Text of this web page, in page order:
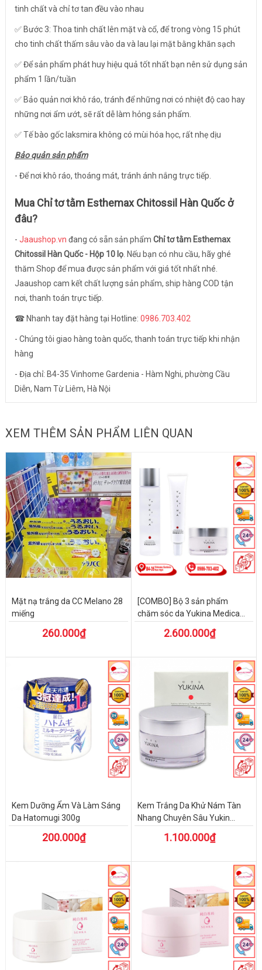
tinh chất và chỉ tơ tan đều vào nhau
✅ Bước 3: Thoa tinh chất lên mặt và cổ, để trong vòng 15 phút
cho tinh chất thấm sâu vào da và lau lại mặt bằng khăn sạch
✅ Để sản phẩm phát huy hiệu quả tốt nhất bạn nên sử dụng sản
phẩm 1 lần/tuần
✅ Bảo quản nơi khô ráo, tránh để những nơi có nhiệt độ cao hay
những nơi ẩm ướt, sẽ rất dễ làm hỏng sản phẩm.
✅ Tế bào gốc laksmira không có mùi hóa học, rất nhẹ dịu
Bảo quản sản phẩm
- Để nơi khô ráo, thoáng mát, tránh ánh nắng trực tiếp.
Mua Chỉ tơ tằm Esthemax Chitossil Hàn Quốcở
đâu?
- Jaaushop.vn đang có sẵn sản phẩm Chỉ tơ tằm Esthemax
Chitossil Hàn Quốc - Hộp 10 lọ. Nếu bạn có nhu cầu, hãy ghé
thăm Shop để mua được sản phẩm với giá tốt nhất nhé.
Jaaushop cam kết chất lượng sản phẩm, ship hàng COD tận
nơi, thanh toán trực tiếp.
☎ Nhanh tay đặt hàng tại Hotline: 0986.703.402
- Chúng tôi giao hàng toàn quốc, thanh toán trực tiếp khi nhận
hàng
- Địa chỉ: B4-35 Vinhome Gardenia - Hàm Nghi, phường Cầu
Diễn, Nam Từ Liêm, Hà Nội
XEM THÊM SẢN PHẨM LIÊN QUAN
Mặt nạ trắng da CC Melano 28
miếng
260.000₫
[COMBO] Bộ 3 sản phẩm
chăm sóc da Yukina Medica...
2.600.000₫
Kem Dưỡng Ẩm Và Làm Sáng
Da Hatomugi 300g
200.000₫
Kem Trắng Da Khử Nám Tàn
Nhang Chuyên Sâu Yukin...
1.100.000₫